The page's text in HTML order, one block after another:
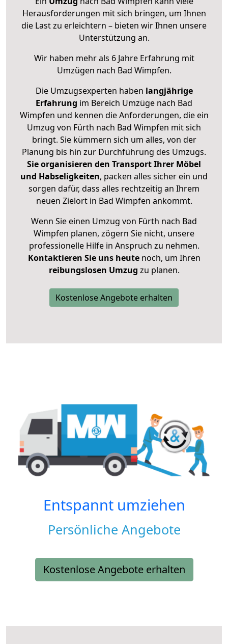
Herausforderungen mit sich bringen, um Ihnen
die Last zu erleichtern – bieten wir Ihnen unsere
Unterstützung an.
Wir haben mehr als 6 Jahre Erfahrung mit
Umzügen nach Bad Wimpfen.
Die Umzugsexperten haben langjährige
Erfahrung im Bereich Umzüge nach Bad
Wimpfen und kennen die Anforderungen, die ein
Umzug von Fürth nach Bad Wimpfen mit sich
bringt. Sie kümmern sich um alles, von der
Planung bis hin zur Durchführung des Umzugs.
Sie organisieren den Transport Ihrer Möbel
und Habseligkeiten, packen alles sicher ein und
sorgen dafür, dass alles rechtzeitig an Ihrem
neuen Zielort in Bad Wimpfen ankommt.
Wenn Sie einen Umzug von Fürth nach Bad
Wimpfen planen, zögern Sie nicht, unsere
professionelle Hilfe in Anspruch zu nehmen.
Kontaktieren Sie uns heutenoch, um Ihren
reibungslosen Umzug zu planen.
Kostenlose Angebote erhalten
Entspannt umziehen
Persönliche Angebote
Kostenlose Angebote erhalten